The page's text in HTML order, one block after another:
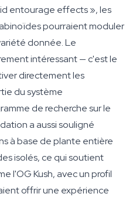
entourage effects », les
pourraient moduler
donnée. Le
intéressant — c'est le
directement les
du système
de recherche sur le
a aussi souligné
à base de plante entière
isolés, ce qui soutient
l'OG Kush, avec un profil
offrir une expérience